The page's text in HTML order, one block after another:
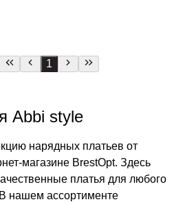
1
Abbi style
нарядных платьев от
магазине BrestOpt. Здесь
платья для любого
нашем ассортименте